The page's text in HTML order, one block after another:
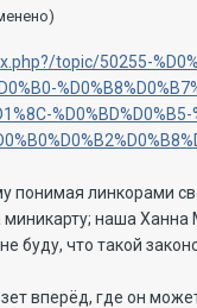
topic/50255-
понимая линкорами
наша
буду, что такой
вперёд, где он